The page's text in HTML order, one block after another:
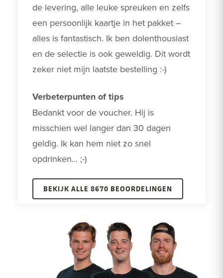
de levering, alle leuke spreuken en zelfs
een persoonlijk kaartje in het pakket –
alles is fantastisch. Ik ben dolenthousiast
en de selectie is ook geweldig. Dit wordt
zeker niet mijn laatste bestelling :-)
Verbeterpunten of tips
Bedankt voor de voucher. Hij is
misschien wel langer dan 30 dagen
geldig. Ik kan hem niet zo snel
opdrinken... ;-)
BEKIJK ALLE 8670 BEOORDELINGEN